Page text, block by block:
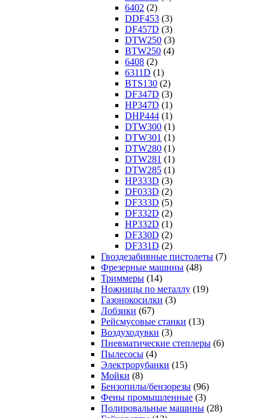
6402 (2)
DDF453 (3)
DF457D (3)
DTW250 (3)
BTW250 (4)
6408 (2)
6311D (1)
BTS130 (2)
DF347D (3)
HP347D (1)
DHP444 (1)
DTW300 (1)
DTW301 (1)
DTW280 (1)
DTW281 (1)
DTW285 (1)
HP333D (3)
DF033D (2)
DF333D (5)
DF332D (2)
HP332D (1)
DF330D (2)
DF331D (2)
Гвоздезабивные пистолеты (7)
Фрезерные машины (48)
Триммеры (14)
Ножницы по металлу (19)
Газонокосилки (3)
Лобзики (67)
Рейсмусовые станки (13)
Воздуходувки (3)
Пневматические степлеры (6)
Пылесосы (4)
Электрорубанки (15)
Мойки (8)
Бензопилы/бензорезы (96)
Фены промышленные (3)
Полировальные машины (28)